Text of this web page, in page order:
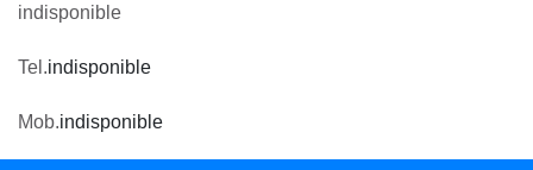
indisponible
Tel.indisponible
Mob.indisponible